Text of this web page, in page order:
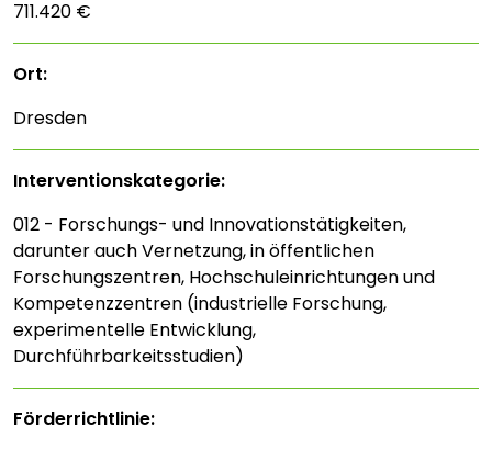
711.420 €
Ort:
Dresden
Interventions­kategorie:
012 - Forschungs- und Innovationstätigkeiten,
darunter auch Vernetzung, in öffentlichen
Forschungszentren, Hochschuleinrichtungen und
Kompetenzzentren (industrielle Forschung,
experimentelle Entwicklung,
Durchführbarkeitsstudien)
Förderrichtlinie: